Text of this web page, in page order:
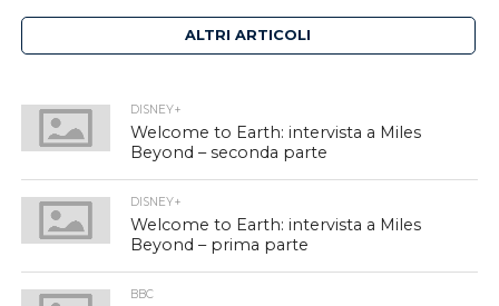
ALTRI ARTICOLI
DISNEY+
Welcome to Earth: intervista a Miles
Beyond – seconda parte
DISNEY+
Welcome to Earth: intervista a Miles
Beyond – prima parte
BBC